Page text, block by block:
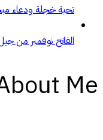
تحية خجلة ودعاء
الفاتح نوفمبر من
Me